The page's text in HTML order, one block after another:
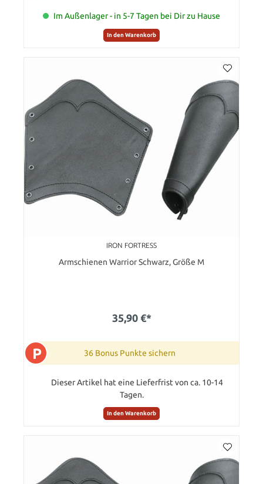
Im Außenlager - in 5-7 Tagen bei Dir zu Hause
In den Warenkorb
IRON FORTRESS
Armschienen Warrior Schwarz, Größe M
35,90 €*
P 36 Bonus Punkte sichern
Dieser Artikel hat eine Lieferfrist von ca. 10-14
Tagen.
In den Warenkorb